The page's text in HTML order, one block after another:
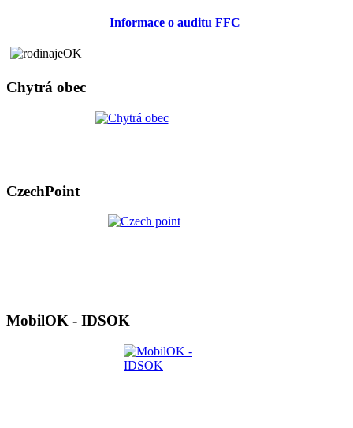
Informace o auditu FFC
Chytrá obec
CzechPoint
MobilOK - IDSOK